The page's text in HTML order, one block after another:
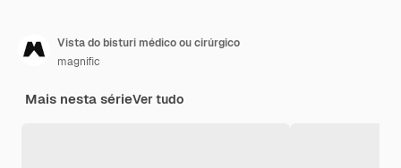
Vista do bisturi médico ou cirúrgico
magnific
Mais nesta sérieVer tudo